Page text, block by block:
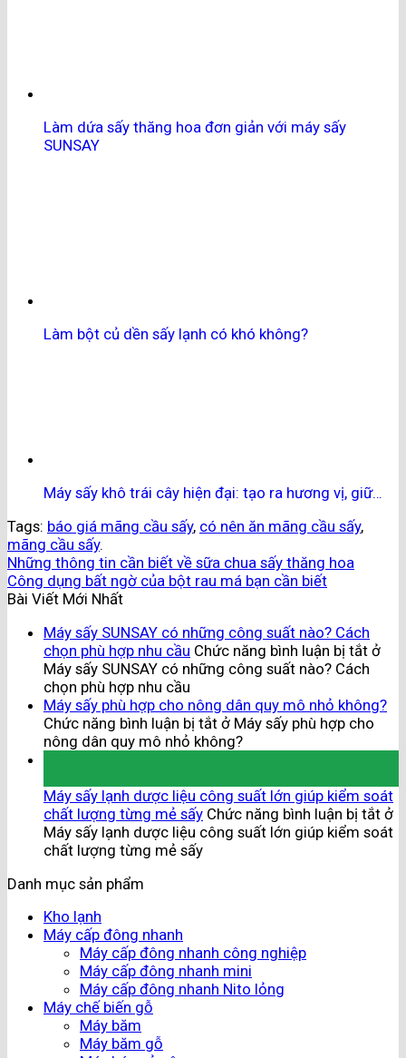
Làm dứa sấy thăng hoa đơn giản với máy sấy
SUNSAY
Làm bột củ dền sấy lạnh có khó không?
Máy sấy khô trái cây hiện đại: tạo ra hương vị, giữ…
Tags: báo giá mãng cầu sấy, có nên ăn mãng cầu sấy,
mãng cầu sấy.
Những thông tin cần biết về sữa chua sấy thăng hoa
Công dụng bất ngờ của bột rau má bạn cần biết
Bài Viết Mới Nhất
Máy sấy SUNSAY có những công suất nào? Cách
chọn phù hợp nhu cầu Chức năng bình luận bị tắt ở
Máy sấy SUNSAY có những công suất nào? Cách
chọn phù hợp nhu cầu
Máy sấy phù hợp cho nông dân quy mô nhỏ không?
Chức năng bình luận bị tắt ở Máy sấy phù hợp cho
nông dân quy mô nhỏ không?
Máy sấy lạnh dược liệu công suất lớn giúp kiểm soát
chất lượng từng mẻ sấy Chức năng bình luận bị tắt ở
Máy sấy lạnh dược liệu công suất lớn giúp kiểm soát
chất lượng từng mẻ sấy
Danh mục sản phẩm
Kho lạnh
Máy cấp đông nhanh
Máy cấp đông nhanh công nghiệp
Máy cấp đông nhanh mini
Máy cấp đông nhanh Nito lỏng
Máy chế biến gỗ
Máy băm
Máy băm gỗ